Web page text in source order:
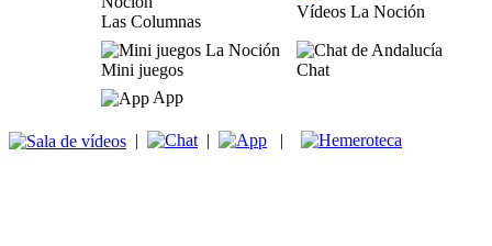
Las Columnas
Vídeos La Noción
Mini juegos
Chat
App
| | |